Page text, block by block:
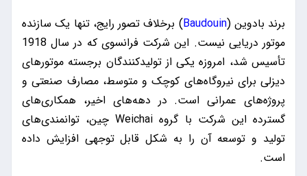
برند بادوین (Baudouin) برخلاف تصور رایج، تنها یک سازنده
موتور دریایی نیست. این شرکت فرانسوی که در سال 1918
تأسیس شد، امروزه یکی از تولیدکنندگان برجسته موتورهای
دیزلی برای نیروگاه‌های کوچک و متوسط، مصارف صنعتی و
پروژه‌های عمرانی است. در دهه‌های اخیر، همکاری‌های
گسترده این شرکت با گروه Weichai چین، توانمندی‌های
تولید و توسعه آن را به شکل قابل توجهی افزایش داده
است.